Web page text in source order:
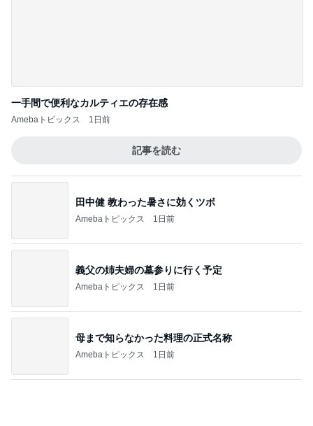
一手間で便利なカルティエの存在感
Amebaトピックス 1日前
記事を読む
田中健 教わった暑さに効くツボ
Amebaトピックス 1日前
義父の姉夫婦の墓参りに行く予定
Amebaトピックス 1日前
母まで知らなかった料理の正式名称
Amebaトピックス 1日前